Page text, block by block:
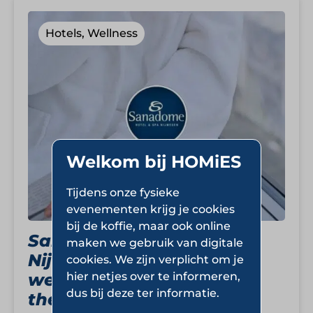
Hotels, Wellness
Sanadome Hotel & Spa
Nijmegen: luxe
wellnessresort met eigen
thermale bron
Welkom bij HOMiES
Tijdens onze fysieke
evenementen krijg je cookies
bij de koffie, maar ook online
maken we gebruik van digitale
cookies. We zijn verplicht om je
hier netjes over te informeren,
dus bij deze ter informatie.